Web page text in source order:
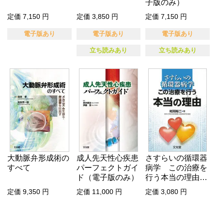
定価 7,150 円
電子版あり
定価 3,850 円
電子版あり
立ち読みあり
子版のみ）
定価 7,150 円
電子版あり
立ち読みあり
大動脈弁形成術の
すべて
定価 9,350 円
成人先天性心疾患
パーフェクトガイ
ド（電子版のみ）
定価 11,000 円
さすらいの循環器
病学 この治療を
行う本当の理由
（電子版のみ…
定価 3,080 円